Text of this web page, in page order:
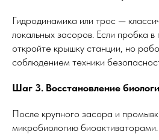
Гидродинамика или трос —
локальных засоров. Если пробка
откройте крышку станции, но
соблюдением техники
Шаг 3. Восстановление
После крупного засора и
микробиологию